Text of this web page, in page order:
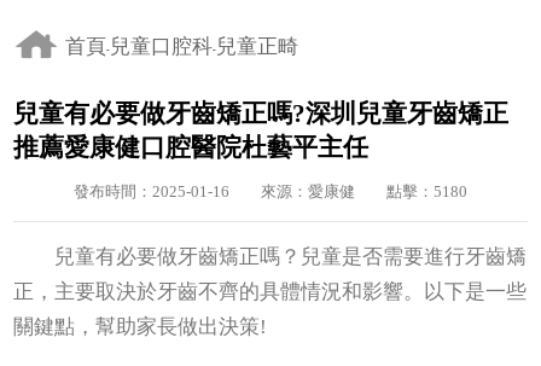
首頁- 兒童口腔科- 兒童正畸
兒童有必要做牙齒矯正嗎?深圳兒童牙齒矯正
推薦愛康健口腔醫院杜藝平主任
發布時間：2025-01-16 來源：愛康健 點擊：5180
兒童有必要做牙齒矯正嗎？兒童是否需要進行牙齒矯
正，主要取決於牙齒不齊的具體情況和影響。以下是一些
關鍵點，幫助家長做出決策!